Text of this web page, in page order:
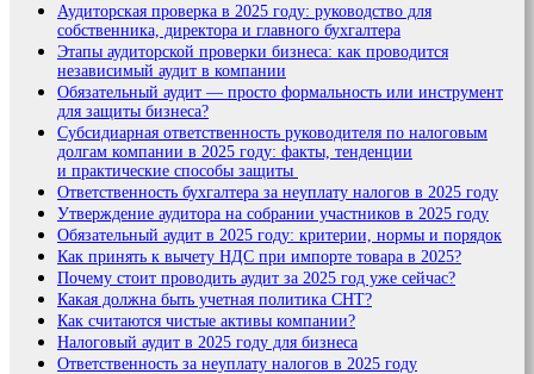
Аудиторская проверка в 2025 году: руководство для
собственника, директора и главного бухгалтера
Этапы аудиторской проверки бизнеса: как проводится
независимый аудит в компании
Обязательный аудит — просто формальность или инструмент
для защиты бизнеса?
Субсидиарная ответственность руководителя по налоговым
долгам компании в 2025 году: факты, тенденции
и практические способы защиты
Ответственность бухгалтера за неуплату налогов в 2025 году
Утверждение аудитора на собрании участников в 2025 году
Обязательный аудит в 2025 году: критерии, нормы и порядок
Как принять к вычету НДС при импорте товара в 2025?
Почему стоит проводить аудит за 2025 год уже сейчас?
Какая должна быть учетная политика СНТ?
Как считаются чистые активы компании?
Налоговый аудит в 2025 году для бизнеса
Ответственность за неуплату налогов в 2025 году